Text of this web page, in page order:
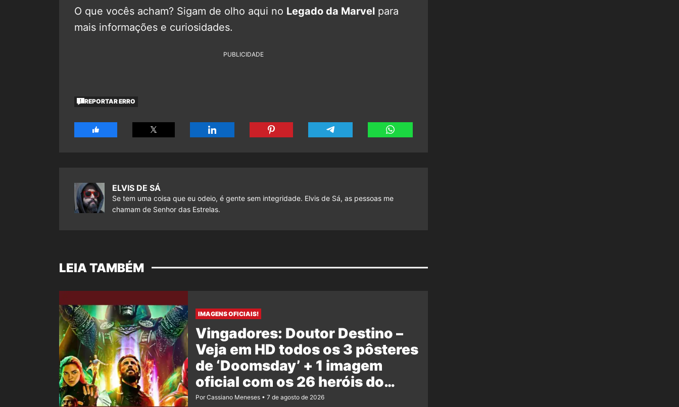
O que vocês acham? Sigam de olho aqui no Legado da Marvel para
mais informações e curiosidades.
PUBLICIDADE
REPORTAR ERRO
ELVIS DE SÁ
Se tem uma coisa que eu odeio, é gente sem integridade. Elvis de Sá, as pessoas me
chamam de Senhor das Estrelas.
LEIA TAMBÉM
IMAGENS OFICIAIS!
Vingadores: Doutor Destino –
Veja em HD todos os 3 pôsteres
de ‘Doomsday’ + 1 imagem
oficial com os 26 heróis do
filme
Por Cassiano Meneses 7 de agosto de 2026